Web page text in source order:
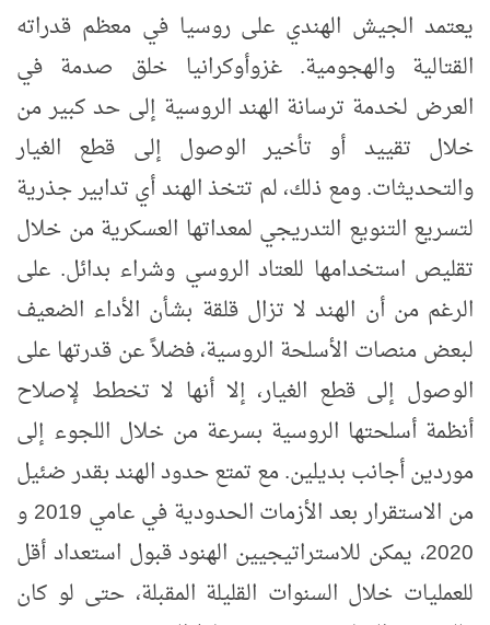
يعتمد الجيش الهندي على روسيا في معظم قدراته
القتالية والهجومية. غزوأوكرانيا خلق صدمة في
العرض لخدمة ترسانة الهند الروسية إلى حد كبير من
خلال تقييد أو تأخير الوصول إلى قطع الغيار
والتحديثات. ومع ذلك، لم تتخذ الهند أي تدابير جذرية
لتسريع التنويع التدريجي لمعداتها العسكرية من خلال
تقليص استخدامها للعتاد الروسي وشراء بدائل. على
الرغم من أن الهند لا تزال قلقة بشأن الأداء الضعيف
لبعض منصات الأسلحة الروسية، فضلاً عن قدرتها على
الوصول إلى قطع الغيار، إلا أنها لا تخطط لإصلاح
أنظمة أسلحتها الروسية بسرعة من خلال اللجوء إلى
موردين أجانب بديلين. مع تمتع حدود الهند بقدر ضئيل
من الاستقرار بعد الأزمات الحدودية في عامي 2019 و
2020، يمكن للاستراتيجيين الهنود قبول استعداد أقل
للعمليات خلال السنوات القليلة المقبلة، حتى لو كان